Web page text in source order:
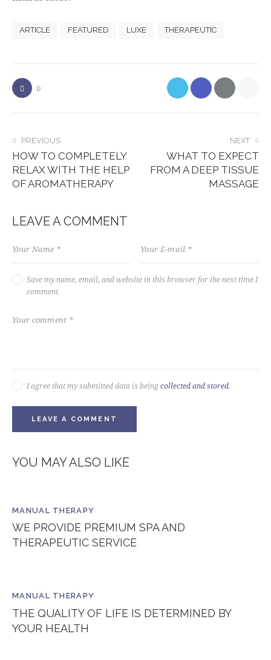
ARTICLE FEATURED LUXE THERAPEUTIC
0
PREVIOUS
HOW TO COMPLETELY
RELAX WITH THE HELP
OF AROMATHERAPY
NEXT
WHAT TO EXPECT
FROM A DEEP TISSUE
MASSAGE
LEAVE A COMMENT
Save my name, email, and website in this browser for the next time I
comment.
I agree that my submitted data is beingcollected and stored.
YOU MAY ALSO LIKE
MANUAL THERAPY
WE PROVIDE PREMIUM SPA AND
THERAPEUTIC SERVICE
MANUAL THERAPY
THE QUALITY OF LIFE IS DETERMINED BY
YOUR HEALTH